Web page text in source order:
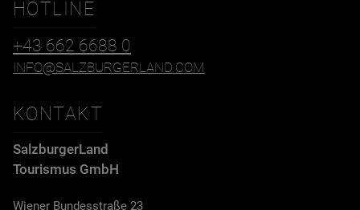
HOTLINE
+43 662 6688 0
INFO@SALZBURGERLAND.COM
KONTAKT
SalzburgerLand
Tourismus GmbH
Wiener Bundesstraße 23